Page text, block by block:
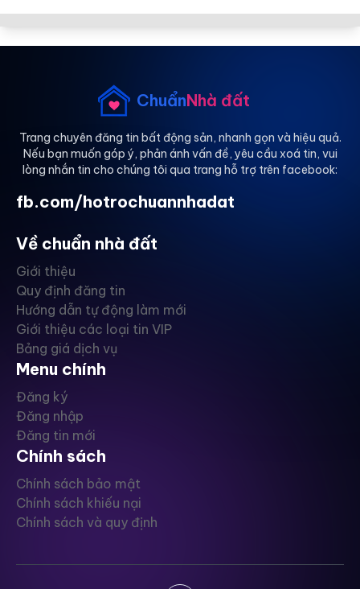
ChuẩnNhà đất
Trang chuyên đăng tin bất động sản, nhanh gọn và hiệu quả.
Nếu bạn muốn góp ý, phản ánh vấn đề, yêu cầu xoá tin, vui
lòng nhắn tin cho chúng tôi qua trang hỗ trợ trên facebook:
fb.com/hotrochuannhadat
Về chuẩn nhà đất
Giới thiệu
Quy định đăng tin
Hướng dẫn tự động làm mới
Giới thiệu các loại tin VIP
Bảng giá dịch vụ
Menu chính
Đăng ký
Đăng nhập
Đăng tin mới
Chính sách
Chính sách bảo mật
Chính sách khiếu nại
Chính sách và quy định